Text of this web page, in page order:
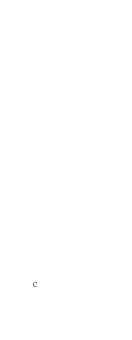
C